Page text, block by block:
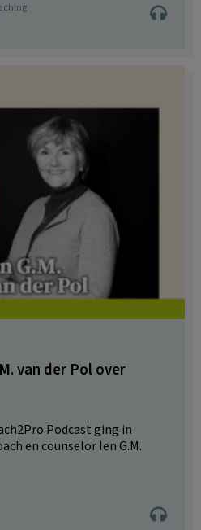
van der Pol over
Podcast ging in
en counselor Ien G.M.